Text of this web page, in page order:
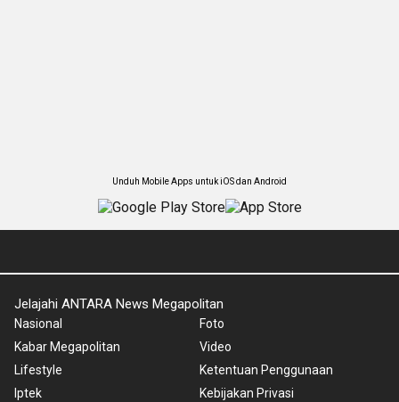
Unduh Mobile Apps untuk iOS dan Android
Jelajahi ANTARA News Megapolitan
Nasional
Kabar Megapolitan
Lifestyle
Iptek
Foto
Video
Ketentuan Penggunaan
Kebijakan Privasi